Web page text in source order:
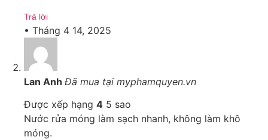
Trả lời
• Tháng 4 14, 2025
Lan Anh Đã mua tại myphamquyen.vn
Được xếp hạng 4 5 sao
Nước rửa móng làm sạch nhanh, không làm khô
móng.